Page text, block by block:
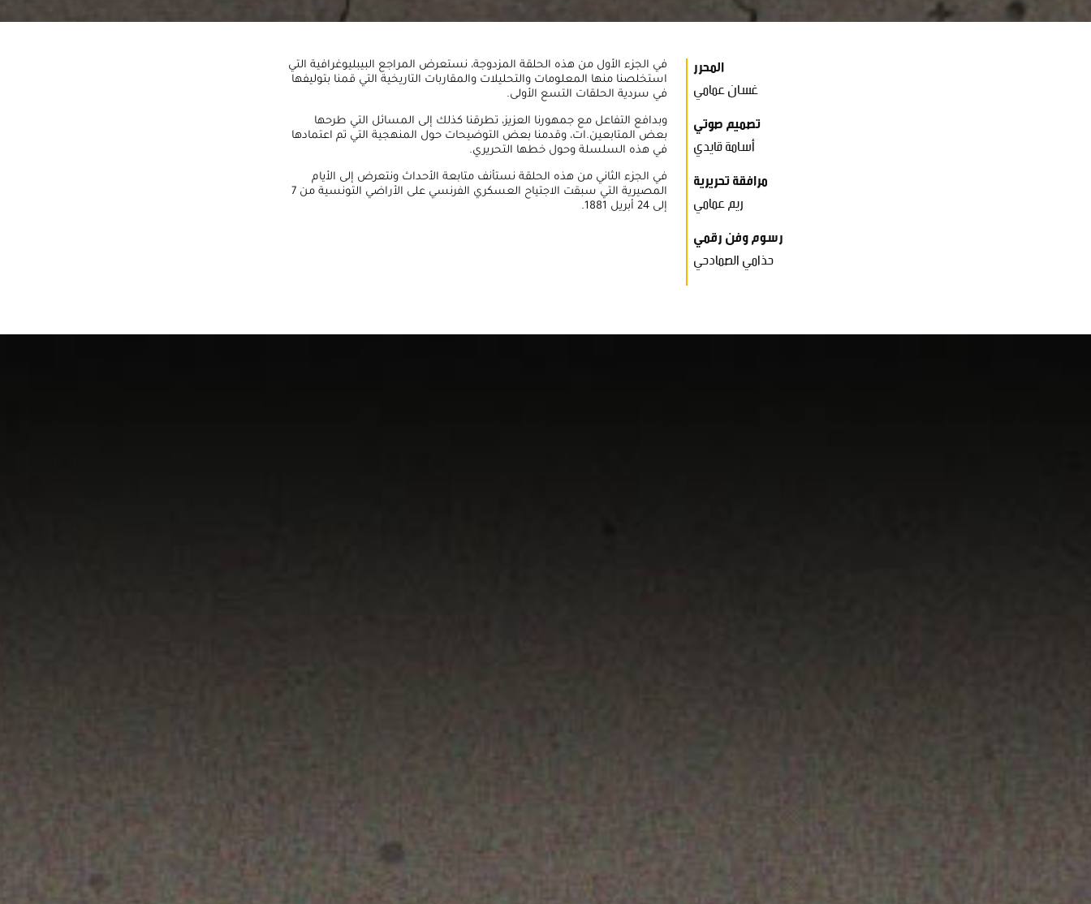
المحرر
غسان عمامي
تصميم صوتي
أسامة قايدي
مرافقة تحريرية
ريم عمامي
رسوم وفن رقمي
حذامي الصمادحي
في الجزء الأول من هذه الحلقة المزدوجة، نستعرض المراجع البيبليوغرافية التي
استخلصنا منها المعلومات والتحليلات والمقاربات التاريخية التي قمنا بتوليفها
في سردية الحلقات التسع الأولى.
وبدافع التفاعل مع جمهورنا العزيز، تطرقنا كذلك إلى المسائل التي طرحها
بعض المتابعين.ات، وقدمنا بعض التوضيحات حول المنهجية التي تم اعتمادها
في هذه السلسلة وحول خطها التحريري.
في الجزء الثاني من هذه الحلقة نستأنف متابعة الأحداث ونتعرض إلى الأيام
المصيرية التي سبقت الاجتياح العسكري الفرنسي على الأراضي التونسية من 7
إلى 24 أبريل 1881.